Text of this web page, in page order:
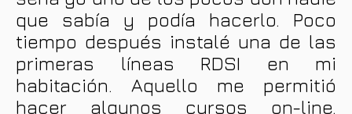
que sabía y podía hacerlo. Poco
tiempo después instalé una de las
primeras líneas RDSI en mi
habitación. Aquello me permitió
hacer algunos cursos on-line.